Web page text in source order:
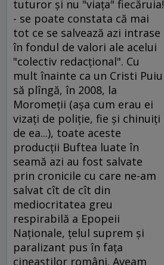
tuturor şi nu "viaţa" fiecăruia!
- se poate constata că mai
tot ce se salvează azi intrase
în fondul de valori ale acelui
"colectiv redacţional". Cu
mult înainte ca un Cristi Puiu
să plîngă, în 2008, la
Moromeţii (aşa cum erau ei
vizaţi de poliţie, fie şi chinuiţi
de ea...), toate aceste
producţii Buftea luate în
seamă azi au fost salvate
prin cronicile cu care ne-am
salvat cît de cît din
mediocritatea greu
respirabilă a Epopeii
Naţionale, ţelul suprem şi
paralizant pus în faţa
cineaştilor români. Aveam